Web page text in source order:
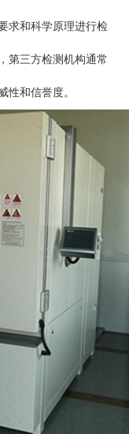
求和科学原理进行检
第三方检测机构通常
性和信誉度。